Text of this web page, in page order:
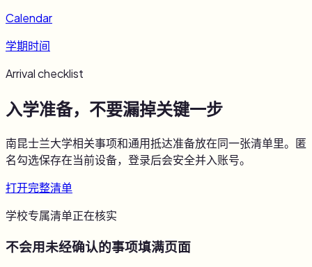
Calendar
学期时间
Arrival checklist
入学准备，不要漏掉关键一步
南昆士兰大学相关事项和通用抵达准备放在同一张清单里。匿
名勾选保存在当前设备，登录后会安全并入账号。
打开完整清单
学校专属清单正在核实
不会用未经确认的事项填满页面